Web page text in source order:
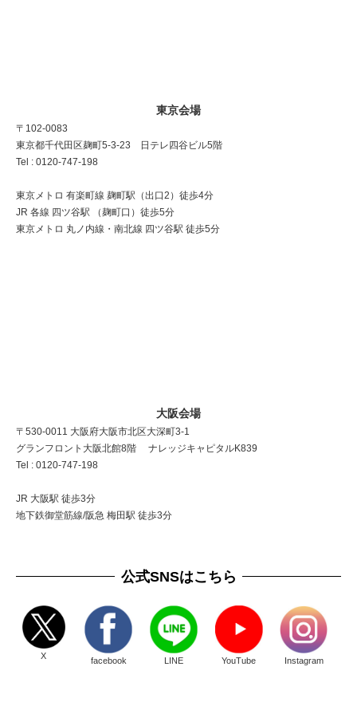
東京会場
〒102-0083
東京都千代田区麹町5-3-23 日テレ四谷ビル5階
Tel : 0120-747-198
東京メトロ 有楽町線 麹町駅（出口2）徒歩4分
JR 各線 四ツ谷駅 （麹町口）徒歩5分
東京メトロ 丸ノ内線・南北線 四ツ谷駅 徒歩5分
大阪会場
〒530-0011 大阪府大阪市北区大深町3-1
グランフロント大阪北館8階 ナレッジキャピタルK839
Tel : 0120-747-198
JR 大阪駅 徒歩3分
地下鉄御堂筋線/阪急 梅田駅 徒歩3分
公式SNSはこちら
X facebook LINE YouTube Instagram